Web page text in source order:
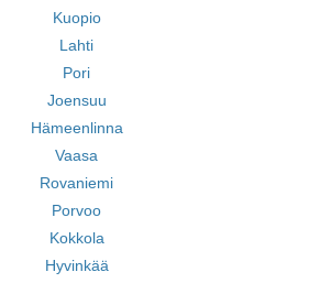
Kuopio
Lahti
Pori
Joensuu
Hämeenlinna
Vaasa
Rovaniemi
Porvoo
Kokkola
Hyvinkää